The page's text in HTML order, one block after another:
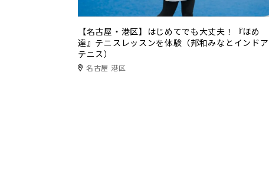
【名古屋・港区】はじめてでも大丈夫！『ほめ
達』テニスレッスンを体験（邦和みなとインドア
テニス）
名古屋 港区